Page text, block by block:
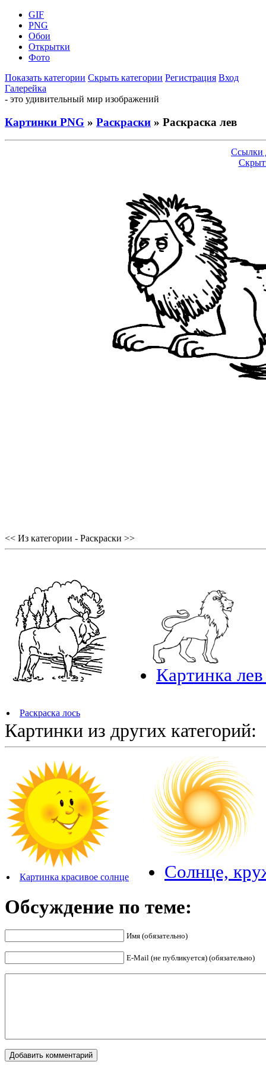
GIF
PNG
Обои
Открытки
Фото
Показать категории Скрыть категории Регистрация Вход
Галерейка
- это удивительный мир изображений
Картинки PNG » Раскраски » Раскраска лев
Ссылки
<< Из категории - Раскраски >>
Раскраска лось
Картинка
Картинки из других категорий:
Картинка красивое солнце Солнце,
Обсуждение по теме:
Имя (обязательно)
E-Mail (не публикуется) (обязательно)